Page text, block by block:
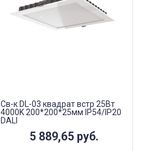
Св-к DL-03 квадрат встр 25Вт
4000K 200*200*25мм IP54/IP20
DALI
5 889,65 руб.